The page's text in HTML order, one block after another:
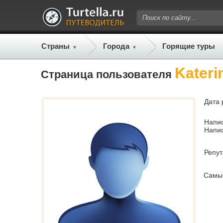
Страны Города Горящие туры
Страница пользователя
Дата